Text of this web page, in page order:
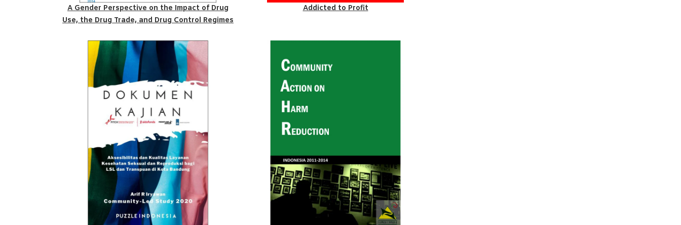
A Gender Perspective on the Impact of Drug
Use, the Drug Trade, and Drug Control Regimes
Addicted to Profit